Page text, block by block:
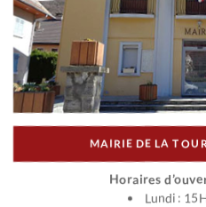
MAIRIE DE LA
Horaires
Lundi :